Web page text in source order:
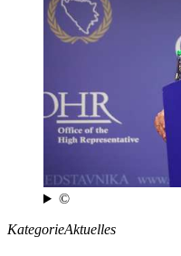
©
KategorieAktuelles